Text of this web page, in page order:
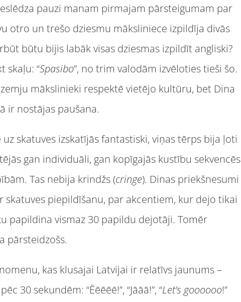
pauzi manam pirmajam pārsteigumam par
otro un trešo dziesmu māksliniece izpildīja divās
būtu bijis labāk visas dziesmas izpildīt angliski?
skaļu: “Spasibo”, no trim valodām izvēloties tieši šo.
mākslinieki respektē vietējo kultūru, bet Dina
ir nostājas paušana.
skatuves izskatījās fantastiski, viņas tērps bija ļoti
gan individuāli, gan kopīgajās kustību sekvencēs
Tas nebija krindžs (cringe). Dinas priekšnesumi
piepildīšanu, par akcentiem, kur dejo tikai
papildina vismaz 30 papildu dejotāji. Tomēr
pārsteidzošs.
kas klusajai Latvijai ir relatīvs jaunums –
30 sekundēm: “Ēēēēē!”, “Jāāā!”, “Let’s goooooo!”